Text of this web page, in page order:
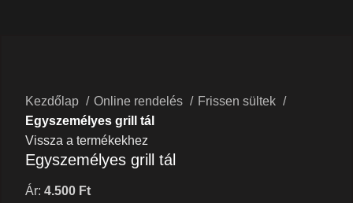
Kezdőlap
Online rendelés
Frissen sültek
Egyszemélyes grill tál
Vissza a termékekhez
Egyszemélyes grill tál
Ár: 4.500 Ft